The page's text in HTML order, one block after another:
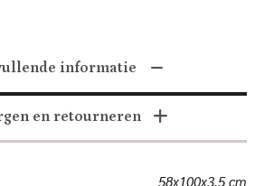
informatie
en retourneren
58x100x3,5 cm